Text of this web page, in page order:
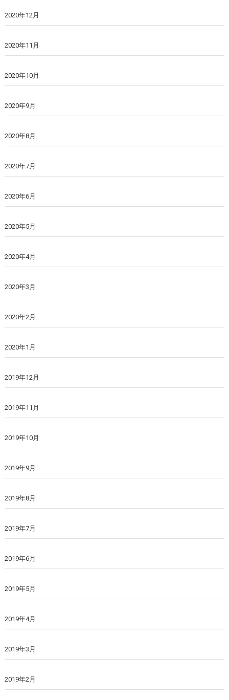
2020年12月
2020年11月
2020年10月
2020年9月
2020年8月
2020年7月
2020年6月
2020年5月
2020年4月
2020年3月
2020年2月
2020年1月
2019年12月
2019年11月
2019年10月
2019年9月
2019年8月
2019年7月
2019年6月
2019年5月
2019年4月
2019年3月
2019年2月